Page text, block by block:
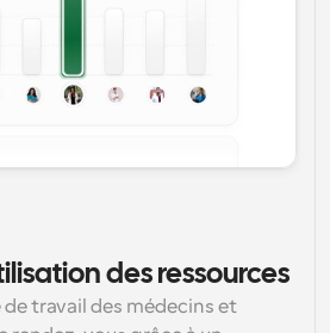
des ressources
de travail des médecins et